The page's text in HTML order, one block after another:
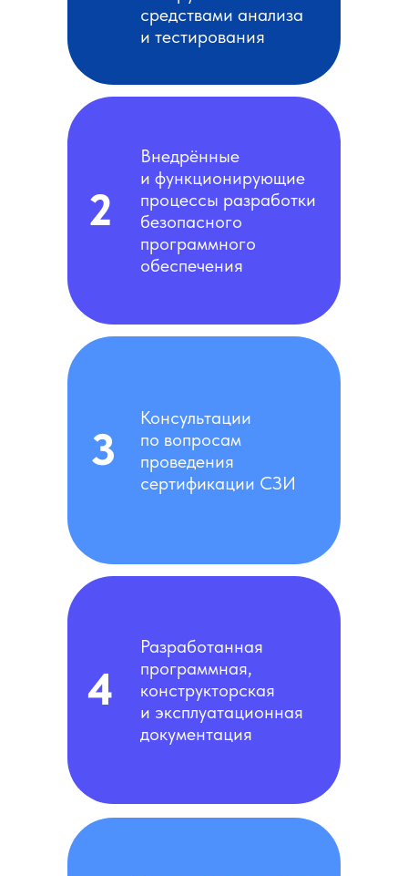
2
3
4
средствами анализа
и тестирования
Разработанная
программная,
конструкторская
и эксплуатационная
документация
Консультации
по вопросам
проведения
сертификации СЗИ
Внедрённые
и функционирующие
процессы разработки
безопасного
программного
обеспечения